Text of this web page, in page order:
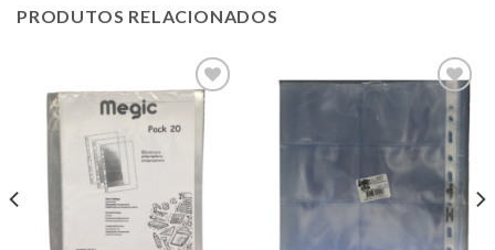
PRODUTOS RELACIONADOS
Add to
wishlist